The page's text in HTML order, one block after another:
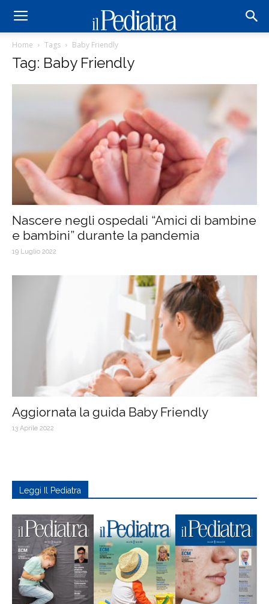
Home Tags Baby Friendly
Tag: Baby Friendly
Nascere negli ospedali “Amici di bambine
e bambini” durante la pandemia
19 Luglio 2022
Aggiornata la guida Baby Friendly
13 Aprile 2022
Leggi Il Pediatra